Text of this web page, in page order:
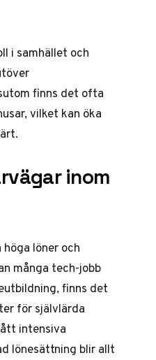
i samhället och
finns det ofta
vilket kan öka
inom
löner och
många tech-jobb
finns det
för självlärda
intensiva
lönesättning blir allt